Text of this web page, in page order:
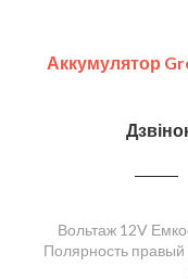
Аккумулятор
Вольтаж 12V
Полярность